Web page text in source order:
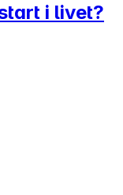
i livet?